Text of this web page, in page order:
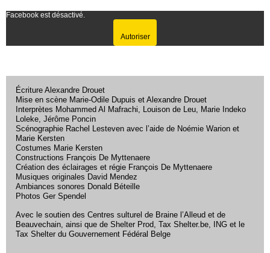
Facebook est désactivé.
Autoriser
Écriture Alexandre Drouet
Mise en scène Marie-Odile Dupuis et Alexandre Drouet
Interprètes Mohammed Al Mafrachi, Louison de Leu, Marie Indeko
Loleke, Jérôme Poncin
Scénographie Rachel Lesteven avec l’aide de Noémie Warion et
Marie Kersten
Costumes Marie Kersten
Constructions François De Myttenaere
Création des éclairages et régie François De Myttenaere
Musiques originales David Mendez
Ambiances sonores Donald Béteille
Photos Ger Spendel
Avec le soutien des Centres sulturel de Braine l’Alleud et de
Beauvechain, ainsi que de Shelter Prod, Tax Shelter.be, ING et le
Tax Shelter du Gouvernement Fédéral Belge